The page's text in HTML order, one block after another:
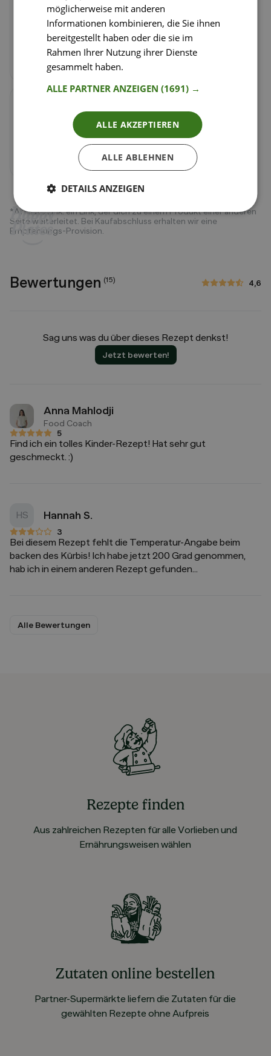
Schritt3/4
Gnocchi laut Packungsangabe kochen und am
Ende der Kochzeit etwas vom Gnocchiwasser in
den Topf mit der Kürbiscreme geben und kurz
umrühren.
Die Gnocchi abseihen und in den Topf zur
Kürbiscreme geben. Alles miteinander
vermischen und den zerbröselten Feta darüber
*Affiliate Link: ein Link, der dich zu einem Produkt einer anderen
Seite weiterleitet. Bei Kaufabschluss erhalten wir eine
Empfehlungs-Provision.
Bewertungen (15) 4,6
4,6 von 5 Sternen
Sag uns was du über dieses Rezept denkst!
Jetzt bewerten!
Anna Mahlodji
Food Coach
5
5 von 5 Sternen
Find ich ein tolles Kinder-Rezept! Hat sehr gut
geschmeckt. :)
HS Hannah S.
3
3 von 5 Sternen
Bei diesem Rezept fehlt die Temperatur-Angabe beim
backen des Kürbis! Ich habe jetzt 200 Grad genommen,
hab ich in einem anderen Rezept gefunden…
Alle Bewertungen
Rezepte finden
Aus zahlreichen Rezepten für alle Vorlieben und
Ernährungsweisen wählen
Zutaten online bestellen
Partner-Supermärkte liefern die Zutaten für die
gewählten Rezepte ohne Aufpreis
möglicherweise mit anderen
Informationen kombinieren, die Sie ihnen
bereitgestellt haben oder die sie im
Rahmen Ihrer Nutzung ihrer Dienste
gesammelt haben.
ALLE PARTNER ANZEIGEN(1691) →
ALLE AKZEPTIEREN
ALLE ABLEHNEN
DETAILS ANZEIGEN